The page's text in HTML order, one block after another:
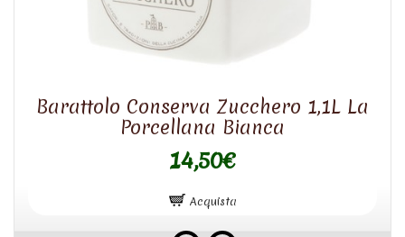
Barattolo Conserva Zucchero 1,1L La
Porcellana Bianca
14,50€
Acquista